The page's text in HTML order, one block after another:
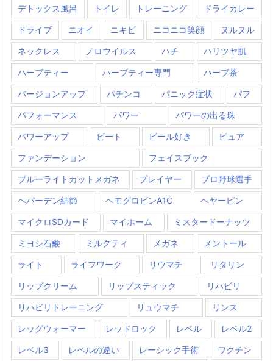
デトックス風呂 トイレ トレーニング ドライカレー
ドライブ ニオイ ニキビ ニコニコ笑顔 ヌルヌル
ネックレス ノロウイルス ハチ ハリツヤ肌
ハーブティー ハーブティー専門 ハーブ茶
バージョンアップ パチンコ パニック症状 パフ
パフォーマンス パワー パワーの出る珠
パワーアップ ビート ビール好き ピュア
ファンデーション フェイスブック
ブルーライトカットメガネ プレイヤー プロ野球選手
ヘパーデン結節 ヘモグロビンA1C ヘヤーピン
マイクロSDカード マイホーム ミスタードーナッツ
ミヨシ石鹸 ミルクティ メガネ メントール
ライト ライフワーク リウマチ リタリン
リップクリーム リップスティック リハビリ
リハビリトレーニング リュウマチ リンス
レッグウォーマー レッドロック レベル レベル2
レベル3 レベルの違い レーシック手術 ワクチン